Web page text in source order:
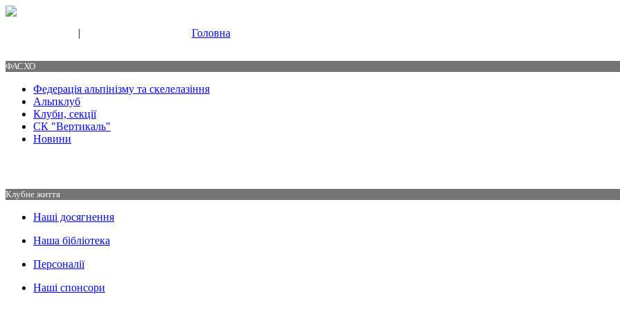
| Головна
ФАСХО
Федерація альпінізму та скелелазіння
Альпклуб
Клуби, секції
СК "Вертикаль"
Новини
Клубне життя
Наші досягнення
Наша бібліотека
Персоналії
Наші спонсори